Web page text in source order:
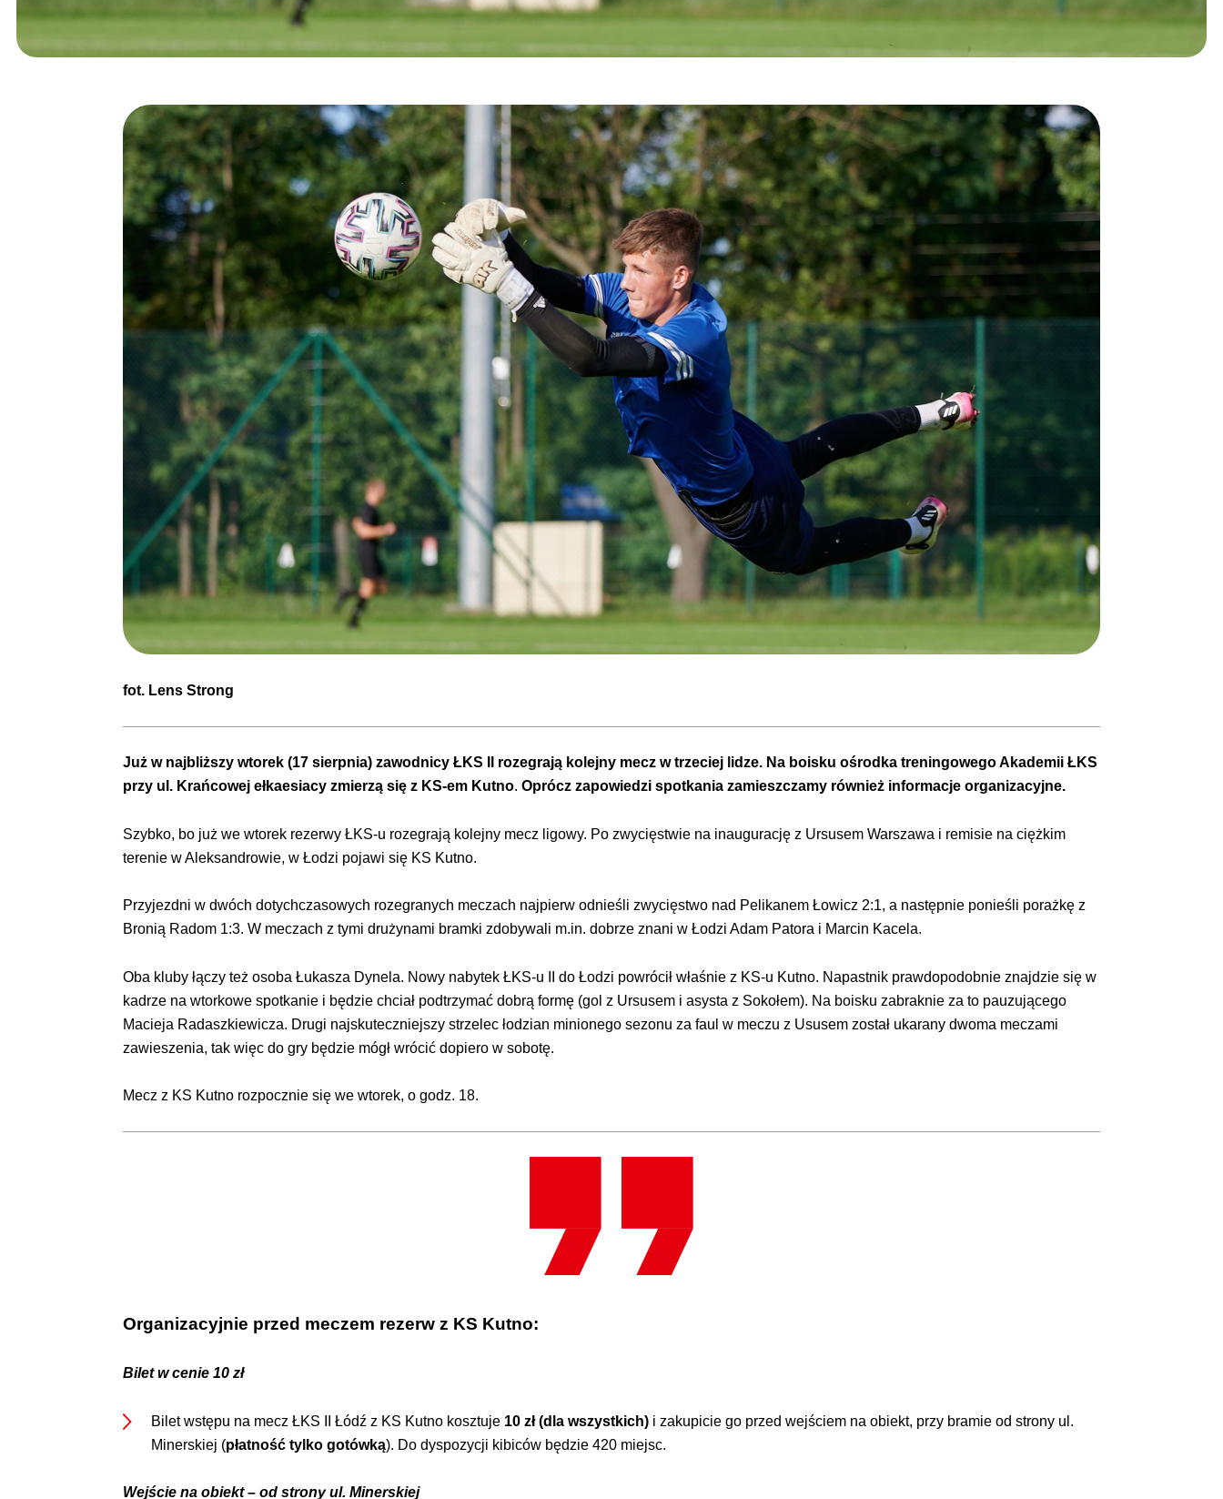
fot. Lens Strong
Już w najbliższy wtorek (17 sierpnia) zawodnicy ŁKS II rozegrają kolejny mecz w trzeciej lidze. Na boisku ośrodka treningowego Akademii ŁKS
przy ul. Krańcowej ełkaesiacy zmierzą się z KS-em Kutno.Oprócz zapowiedzi spotkania zamieszczamy również informacje organizacyjne.
Szybko, bo już we wtorek rezerwy ŁKS-u rozegrają kolejny mecz ligowy. Po zwycięstwie na inaugurację z Ursusem Warszawa i remisie na ciężkim
terenie w Aleksandrowie, w Łodzi pojawi się KS Kutno.
Przyjezdni w dwóch dotychczasowych rozegranych meczach najpierw odnieśli zwycięstwo nad Pelikanem Łowicz 2:1, a następnie ponieśli porażkę z
Bronią Radom 1:3. W meczach z tymi drużynami bramki zdobywali m.in. dobrze znani w Łodzi Adam Patora i Marcin Kacela.
Oba kluby łączy też osoba Łukasza Dynela. Nowy nabytek ŁKS-u II do Łodzi powrócił właśnie z KS-u Kutno. Napastnik prawdopodobnie znajdzie się w
kadrze na wtorkowe spotkanie i będzie chciał podtrzymać dobrą formę (gol z Ursusem i asysta z Sokołem). Na boisku zabraknie za to pauzującego
Macieja Radaszkiewicza. Drugi najskuteczniejszy strzelec łodzian minionego sezonu za faul w meczu z Ususem został ukarany dwoma meczami
zawieszenia, tak więc do gry będzie mógł wrócić dopiero w sobotę.
Mecz z KS Kutno rozpocznie się we wtorek, o godz. 18.
Organizacyjnie przed meczem rezerw z KS Kutno:
Bilet w cenie 10 zł
Bilet wstępu na mecz ŁKS II Łódź z KS Kutno kosztuje 10 zł (dla wszystkich) i zakupicie go przed wejściem na obiekt, przy bramie od strony ul.
Minerskiej (płatność tylko gotówką). Do dyspozycji kibiców będzie 420 miejsc.
Wejście na obiekt – od strony ul. Minerskiej